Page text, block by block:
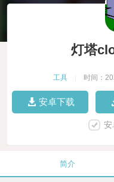
灯塔
工具 时间：
安卓下载
安
简介